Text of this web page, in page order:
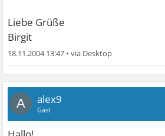
Liebe Grüße
Birgit
18.11.2004 13:47 •
A alex9
Gast